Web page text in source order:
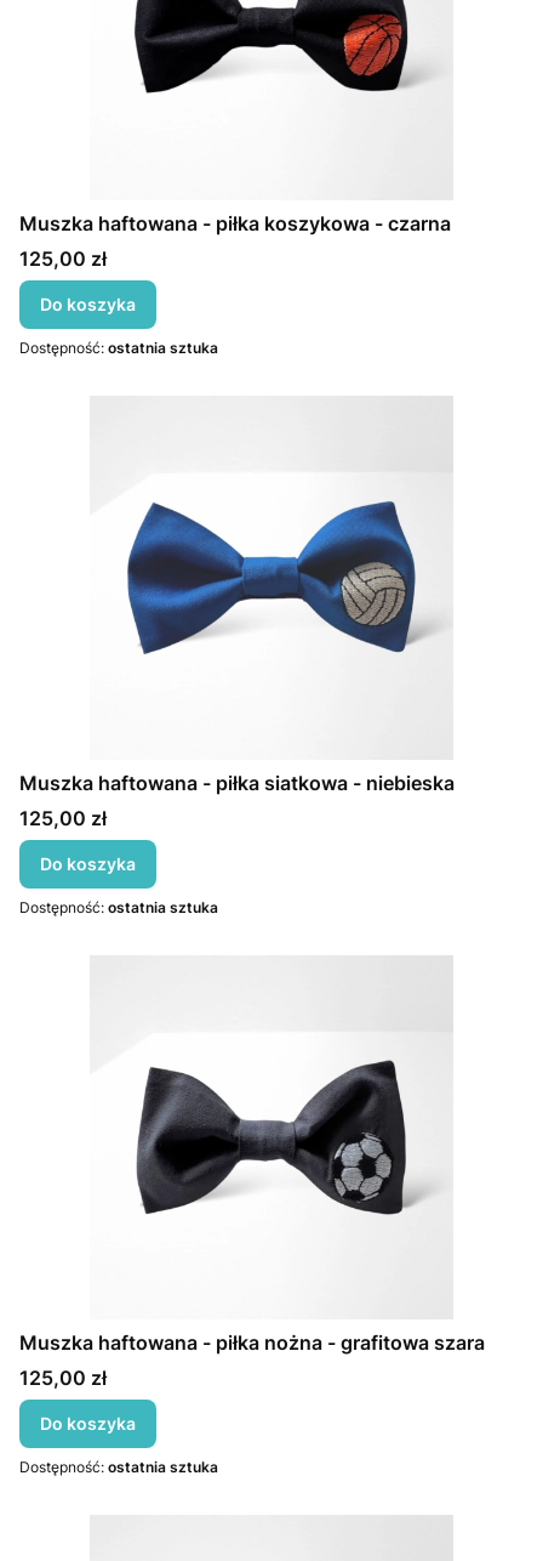
Muszka haftowana - piłka koszykowa - czarna
Cena
125,00 zł
Do koszyka
Dostępność: ostatnia sztuka
Muszka haftowana - piłka siatkowa - niebieska
Cena
125,00 zł
Do koszyka
Dostępność: ostatnia sztuka
Muszka haftowana - piłka nożna - grafitowa szara
Cena
125,00 zł
Do koszyka
Dostępność: ostatnia sztuka